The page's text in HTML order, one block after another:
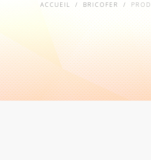
ACCUEIL BRICOFER